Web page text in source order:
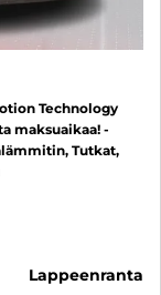
Technology
maksuaikaa! -
Tutkat,
lappeenranta